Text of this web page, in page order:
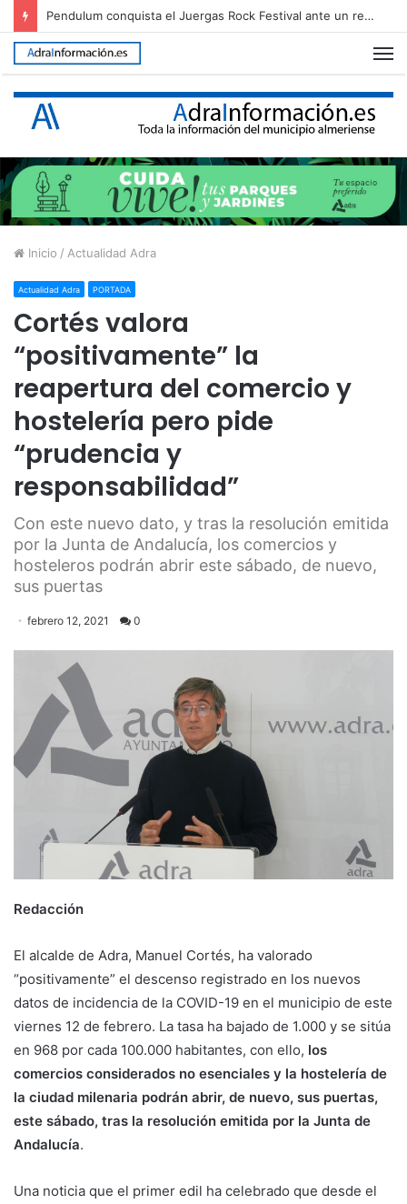
Pendulum conquista el Juergas Rock Festival ante un recinto abarrotado
Inicio / Actualidad Adra
Actualidad Adra PORTADA
Cortés valora
“positivamente” la
reapertura del comercio y
hostelería pero pide
“prudencia y
responsabilidad”
Con este nuevo dato, y tras la resolución emitida
por la Junta de Andalucía, los comercios y
hosteleros podrán abrir este sábado, de nuevo,
sus puertas
febrero 12, 2021 0
Redacción
El alcalde de Adra, Manuel Cortés, ha valorado
“positivamente” el descenso registrado en los nuevos
datos de incidencia de la COVID-19 en el municipio de este
viernes 12 de febrero. La tasa ha bajado de 1.000 y se sitúa
en 968 por cada 100.000 habitantes, con ello, los
comercios considerados no esenciales y la hostelería de
la ciudad milenaria podrán abrir, de nuevo, sus puertas,
este sábado, tras la resolución emitida por la Junta de
Andalucía.
Una noticia que el primer edil ha celebrado que desde el